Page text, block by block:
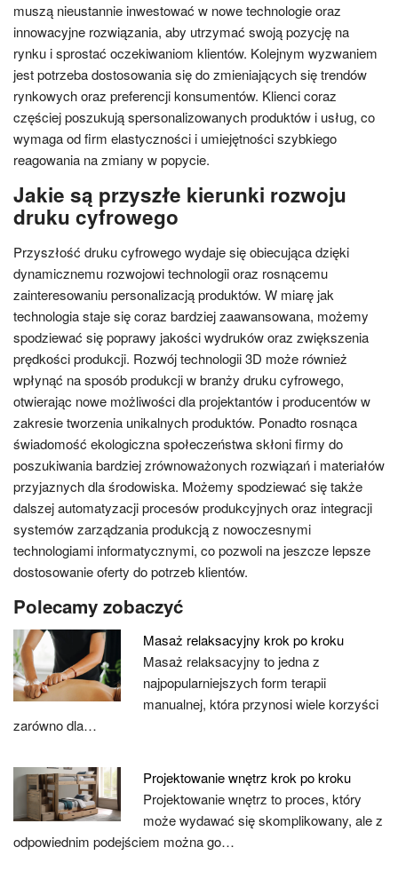
muszą nieustannie inwestować w nowe technologie oraz
innowacyjne rozwiązania, aby utrzymać swoją pozycję na
rynku i sprostać oczekiwaniom klientów. Kolejnym wyzwaniem
jest potrzeba dostosowania się do zmieniających się trendów
rynkowych oraz preferencji konsumentów. Klienci coraz
częściej poszukują spersonalizowanych produktów i usług, co
wymaga od firm elastyczności i umiejętności szybkiego
reagowania na zmiany w popycie.
Jakie są przyszłe kierunki rozwoju
druku cyfrowego
Przyszłość druku cyfrowego wydaje się obiecująca dzięki
dynamicznemu rozwojowi technologii oraz rosnącemu
zainteresowaniu personalizacją produktów. W miarę jak
technologia staje się coraz bardziej zaawansowana, możemy
spodziewać się poprawy jakości wydruków oraz zwiększenia
prędkości produkcji. Rozwój technologii 3D może również
wpłynąć na sposób produkcji w branży druku cyfrowego,
otwierając nowe możliwości dla projektantów i producentów w
zakresie tworzenia unikalnych produktów. Ponadto rosnąca
świadomość ekologiczna społeczeństwa skłoni firmy do
poszukiwania bardziej zrównoważonych rozwiązań i materiałów
przyjaznych dla środowiska. Możemy spodziewać się także
dalszej automatyzacji procesów produkcyjnych oraz integracji
systemów zarządzania produkcją z nowoczesnymi
technologiami informatycznymi, co pozwoli na jeszcze lepsze
dostosowanie oferty do potrzeb klientów.
Polecamy zobaczyć
Masaż relaksacyjny krok po kroku
Masaż relaksacyjny to jedna z
najpopularniejszych form terapii
manualnej, która przynosi wiele korzyści
zarówno dla…
Projektowanie wnętrz krok po kroku
Projektowanie wnętrz to proces, który
może wydawać się skomplikowany, ale z
odpowiednim podejściem można go…